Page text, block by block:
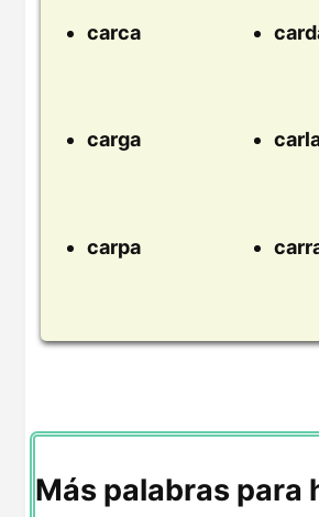
carca
carga
carpa
Más palabras para